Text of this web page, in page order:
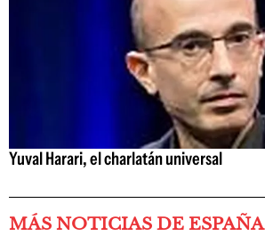
Yuval Harari, el charlatán universal
MÁS NOTICIAS DE ESPAÑA